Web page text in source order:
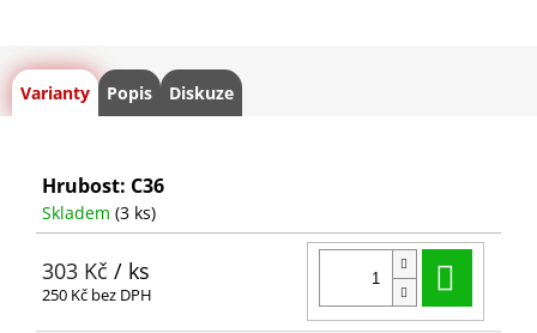
Varianty Popis Diskuze
Hrubost: C36
Skladem (3 ks)
303 Kč / ks
250 Kč bez DPH